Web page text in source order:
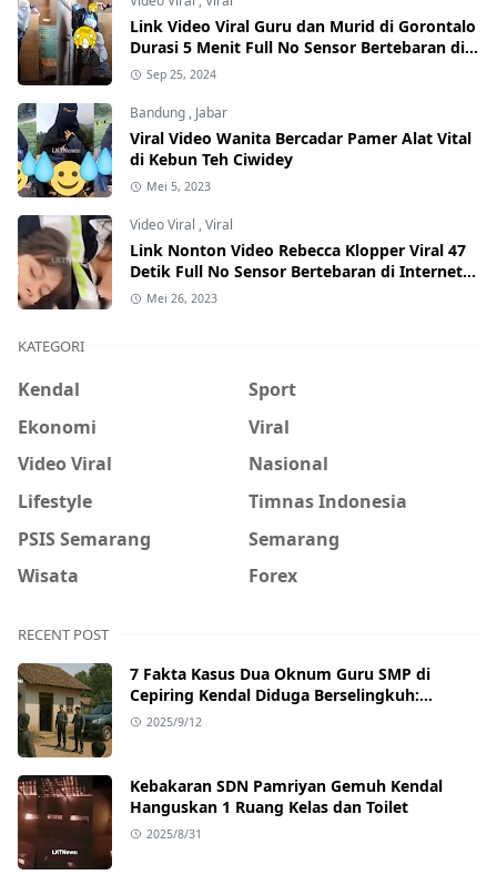
Link Video Viral Guru dan Murid di Gorontalo
Durasi 5 Menit Full No Sensor Bertebaran di
Internet, Hati-Hati Phising!
Sep 25, 2024
Bandung , Jabar
Viral Video Wanita Bercadar Pamer Alat Vital
di Kebun Teh Ciwidey
Mei 5, 2023
Video Viral ,Viral
Link Nonton Video Rebecca Klopper Viral 47
Detik Full No Sensor Bertebaran di Internet,
Hati-Hati Phising!
Mei 26, 2023
KATEGORI
Kendal
Sport
Ekonomi
Viral
Video Viral
Nasional
Lifestyle
Timnas Indonesia
PSIS Semarang
Semarang
Wisata
Forex
RECENT POST
7 Fakta Kasus Dua Oknum Guru SMP di
Cepiring Kendal Diduga Berselingkuh:
Kronologi, Pengakuan, hingga Sanksi
2025/9/12
Kebakaran SDN Pamriyan Gemuh Kendal
Hanguskan 1 Ruang Kelas dan Toilet
2025/8/31